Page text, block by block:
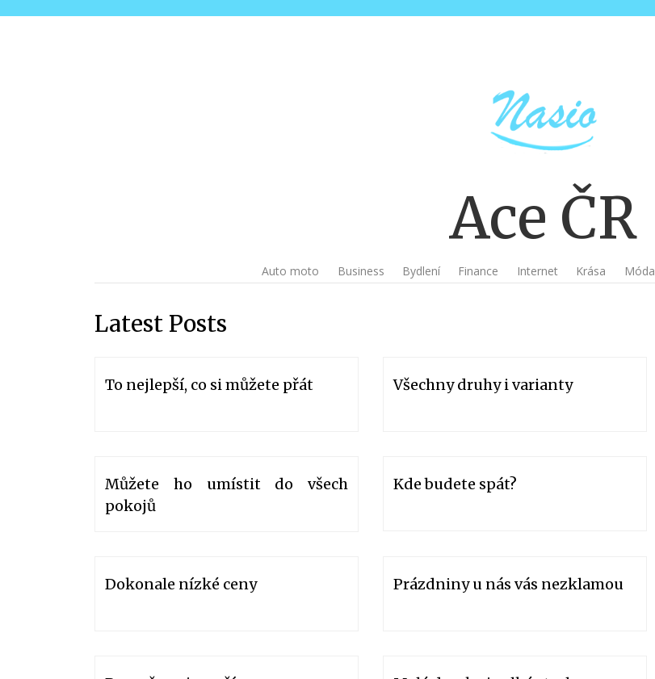
Ace ČR
Auto moto Business Bydlení Finance Internet Krása Móda
Latest Posts
To nejlepší, co si můžete přát Všechny druhy i varianty
Můžete ho umístit do všech
pokojů
Kde budete spát?
Dokonale nízké ceny Prázdniny u nás vás nezklamou